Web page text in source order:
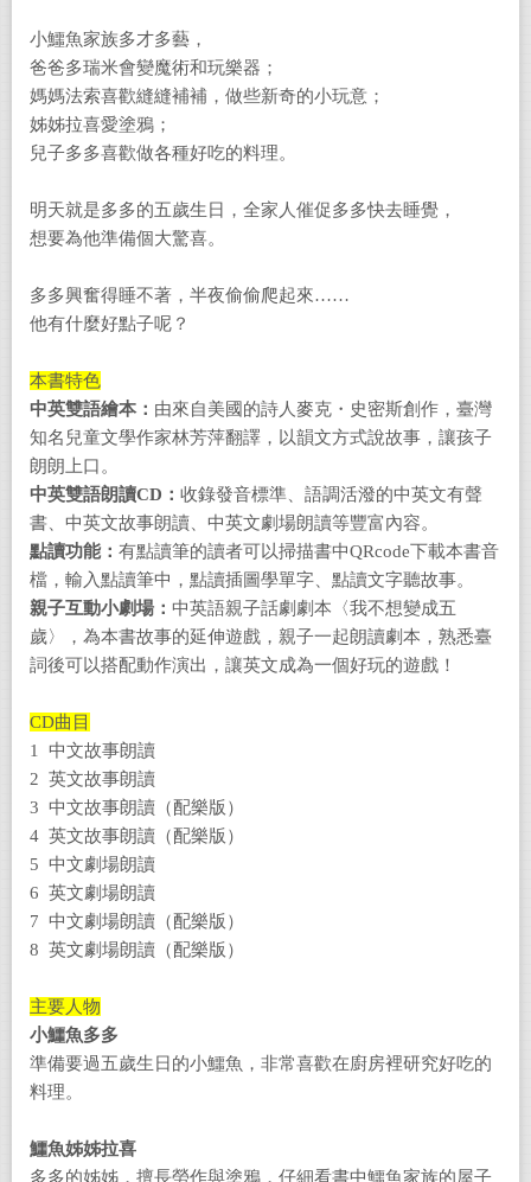
小鱷魚家族多才多藝，
爸爸多瑞米會變魔術和玩樂器；
媽媽法索喜歡縫縫補補，做些新奇的小玩意；
姊姊拉喜愛塗鴉；
兒子多多喜歡做各種好吃的料理。
明天就是多多的五歲生日，全家人催促多多快去睡覺，
想要為他準備個大驚喜。
多多興奮得睡不著，半夜偷偷爬起來……
他有什麼好點子呢？
本書特色
中英雙語繪本： 由來自美國的詩人麥克・史密斯創作，臺灣
知名兒童文學作家林芳萍翻譯，以韻文方式說故事，讓孩子
朗朗上口。
中英雙語朗讀CD ： 收錄發音標準、語調活潑的中英文有聲
書、中英文故事朗讀、中英文劇場朗讀等豐富內容。
點讀功能： 有點讀筆的讀者可以掃描書中QRcode下載本書音
檔，輸入點讀筆中，點讀插圖學單字、點讀文字聽故事。
親子互動小劇場： 中英語親子話劇劇本〈我不想變成五
歲〉，為本書故事的延伸遊戲，親子一起朗讀劇本，熟悉臺
詞後可以搭配動作演出，讓英文成為一個好玩的遊戲！
CD曲目
1 中文故事朗讀
2 英文故事朗讀
3 中文故事朗讀（配樂版）
4 英文故事朗讀（配樂版）
5 中文劇場朗讀
6 英文劇場朗讀
7 中文劇場朗讀（配樂版）
8 英文劇場朗讀（配樂版）
主要人物
小鱷魚多多
準備要過五歲生日的小鱷魚，非常喜歡在廚房裡研究好吃的
料理。
鱷魚姊姊拉喜
多多的姊姊，擅長勞作與塗鴉，仔細看書中鱷魚家族的屋子